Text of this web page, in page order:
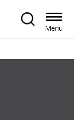
Menu